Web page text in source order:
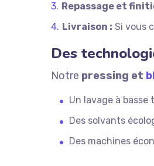
Repassage et
Livraison : Si vous
Des
Notre pressing et
Un lavage à
Des solvants
Des machines